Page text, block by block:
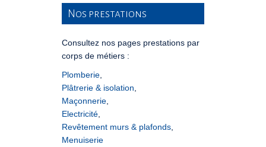
Nos prestations
Consultez nos pages prestations par
corps de métiers :
Plomberie
Plâtrerie & isolation
Maçonnerie
Electricité
Revêtement murs & plafonds
Menuiserie